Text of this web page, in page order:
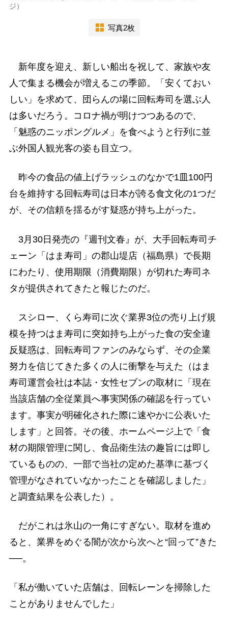
ジ）
写真2枚
新年度を迎え、新しい船出を祝して、家族や友
人で集まる機会が増えるこの季節。「安くておい
しい」を求めて、団らんの場に回転寿司を選ぶ人
は多いだろう。コロナ禍が明けつつあるので、
「魅惑のニッポングルメ」を食べようと行列に並
ぶ外国人観光客の姿も目立つ。
昨今の食品の値上げラッシュのなかで1皿100円
台を維持する回転寿司は日本が誇る食文化の1つだ
が、その信頼を揺るがす疑惑が持ち上がった。
3月30日発売の『週刊文春』が、大手回転寿司チ
ェーン「はま寿司」の郡山堤店（福島県）で長期
にわたり、使用期限（消費期限）が切れた寿司ネ
タが提供されてきたと報じたのだ。
スシロー、くら寿司に次ぐ業界3位の売り上げ規
模を持つはま寿司に突如持ち上がった食の安全違
反疑惑は、回転寿司ファンのみならず、その企業
努力を信じてきた多くの人に衝撃を与えた（はま
寿司運営会社は本誌・女性セブンの取材に「現在
当該店舗の全従業員へ事実関係の確認を行ってい
ます。事実が明確化された際に速やかに公表いた
します」と回答。その後、ホームページ上で「食
材の期限管理に関し、食品衛生法の趣旨には即し
ているものの、一部で当社の定めた基準に基づく
管理がなされていなかったことを確認しました」
と調査結果を公表した）。
だがこれは氷山の一角にすぎない。取材を進め
ると、業界をめぐる闇が次から次へと“回って”きた
──。
「私が働いていた店舗は、回転レーンを掃除した
ことがありませんでした」